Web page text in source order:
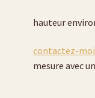
hauteur
contactez-
mesure avec